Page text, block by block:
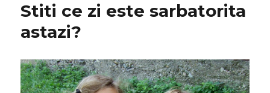
Stiti ce zi este sarbatorita
astazi?